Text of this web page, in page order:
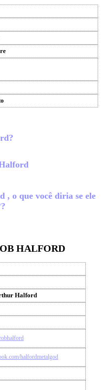
, o que você diria se ele
HALFORD
Halford
halfordmetalgod